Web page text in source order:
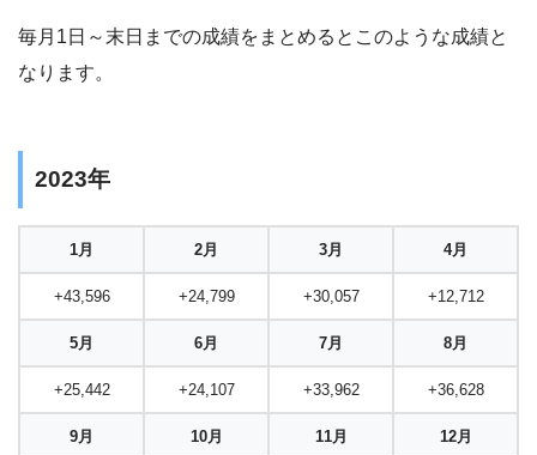
毎月1日～末日までの成績をまとめるとこのような成績と
なります。
2023年
1月 2月 3月 4月
+43,596 +24,799 +30,057 +12,712
5月 6月 7月 8月
+25,442 +24,107 +33,962 +36,628
9月 10月 11月 12月